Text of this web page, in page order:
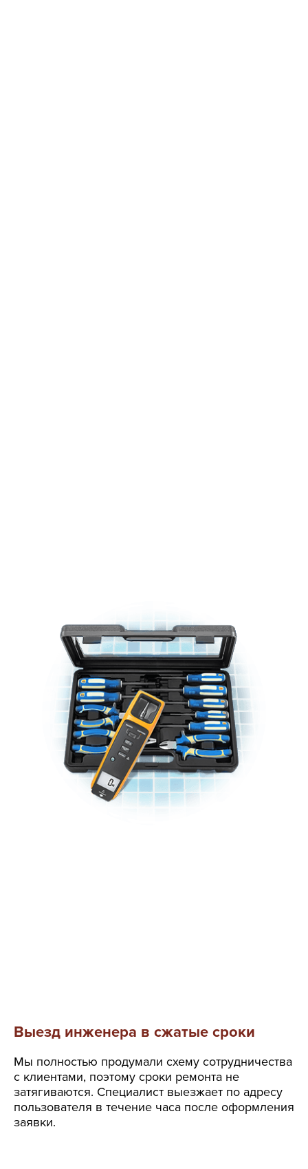
Выезд инженера в сжатые сроки
Мы полностью продумали схему сотрудничества
с клиентами, поэтому сроки ремонта не
затягиваются. Специалист выезжает по адресу
пользователя в течение часа после оформления
заявки.